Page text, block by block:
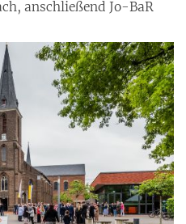
anschließend Jo-BaR